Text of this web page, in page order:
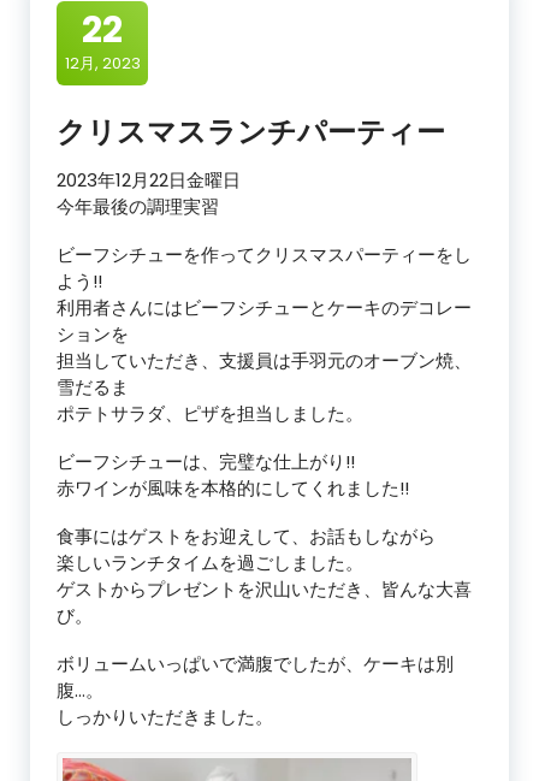
22
12月, 2023
クリスマスランチパーティー
2023年12月22日金曜日
今年最後の調理実習
ビーフシチューを作ってクリスマスパーティーをし
よう!!
利用者さんにはビーフシチューとケーキのデコレー
ションを
担当していただき、支援員は手羽元のオーブン焼、
雪だるま
ポテトサラダ、ピザを担当しました。
ビーフシチューは、完璧な仕上がり!!
赤ワインが風味を本格的にしてくれました!!
食事にはゲストをお迎えして、お話もしながら
楽しいランチタイムを過ごしました。
ゲストからプレゼントを沢山いただき、皆んな大喜
び。
ボリュームいっぱいで満腹でしたが、ケーキは別
腹…。
しっかりいただきました。